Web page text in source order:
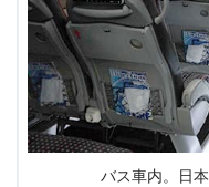
バス車内。日